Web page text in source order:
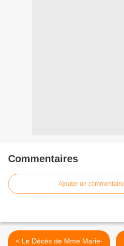
Commentaires
Ajouter un commentaire
< Le Décès de Mme Marie-